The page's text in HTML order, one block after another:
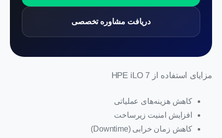
دریافت مشاوره تخصصی
مزایای استفاده از HPE iLO 7
کاهش هزینه‌های عملیاتی
افزایش امنیت زیرساخت
کاهش زمان خرابی (Downtime)